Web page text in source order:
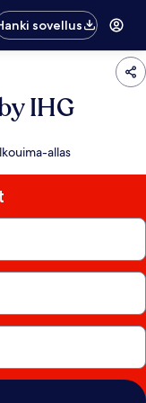
sovellus
IHG
allas